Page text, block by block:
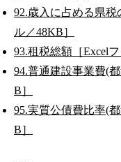
92.歳入に占める県税
ル／48KB］
93.租税総額［Excel
94.普通建設事業費(
B］
95.実質公債費比率(
B］